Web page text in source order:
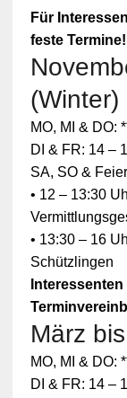
Für
feste Termine!
(Winter)
MO, MI & DO:
DI & FR: 14 –
SA, SO &
• 12 – 13:30
• 13:30 – 16
Schützlingen
März
MO, MI & DO:
DI & FR: 14 –
Zum
Schutz
Ihrer
persönlic